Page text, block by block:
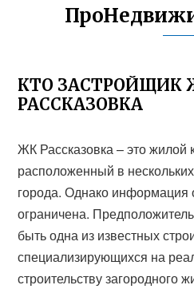
КТО ЗАСТРОЙЩИК
РАССКАЗОВКА
ЖК Рассказовка – это жилой
расположенный в
города. Однако информация
ограничена.
быть одна из известных
специализирующихся на
строительству загородного